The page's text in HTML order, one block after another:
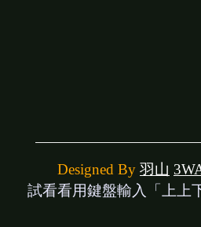
Designed By 羽山
試看看用鍵盤輸入「上上